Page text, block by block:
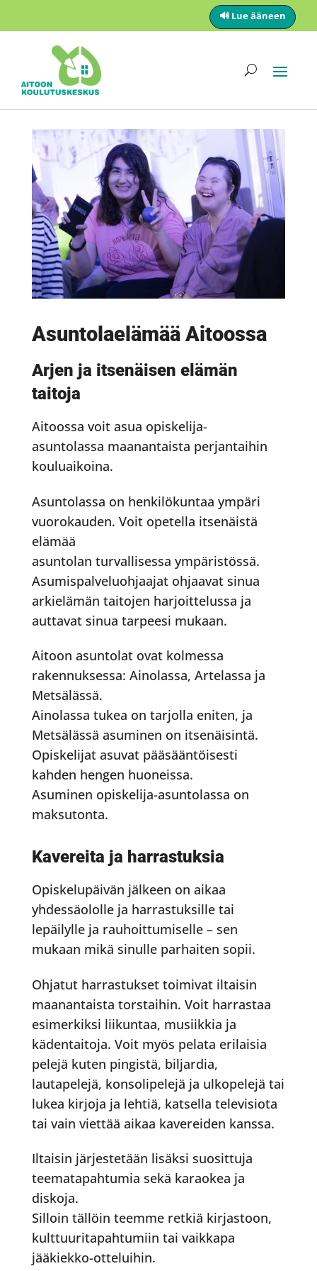
🔊 Lue ääneen
Asuntolaelämää Aitoossa
Arjen ja itsenäisen elämän
taitoja
Aitoossa voit asua opiskelija-
asuntolassa maanantaista perjantaihin
kouluaikoina.
Asuntolassa on henkilökuntaa ympäri
vuorokauden. Voit opetella itsenäistä
elämää
asuntolan turvallisessa ympäristössä.
Asumispalveluohjaajat ohjaavat sinua
arkielämän taitojen harjoittelussa ja
auttavat sinua tarpeesi mukaan.
Aitoon asuntolat ovat kolmessa
rakennuksessa: Ainolassa, Artelassa ja
Metsälässä.
Ainolassa tukea on tarjolla eniten, ja
Metsälässä asuminen on itsenäisintä.
Opiskelijat asuvat pääsääntöisesti
kahden hengen huoneissa.
Asuminen opiskelija-asuntolassa on
maksutonta.
Kavereita ja harrastuksia
Opiskelupäivän jälkeen on aikaa
yhdessäololle ja harrastuksille tai
lepäilylle ja rauhoittumiselle – sen
mukaan mikä sinulle parhaiten sopii.
Ohjatut harrastukset toimivat iltaisin
maanantaista torstaihin. Voit harrastaa
esimerkiksi liikuntaa, musiikkia ja
kädentaitoja. Voit myös pelata erilaisia
pelejä kuten pingistä, biljardia,
lautapelejä, konsolipelejä ja ulkopelejä tai
lukea kirjoja ja lehtiä, katsella televisiota
tai vain viettää aikaa kavereiden kanssa.
Iltaisin järjestetään lisäksi suosittuja
teematapahtumia sekä karaokea ja
diskoja.
Silloin tällöin teemme retkiä kirjastoon,
kulttuuritapahtumiin tai vaikkapa
jääkiekko-otteluihin.